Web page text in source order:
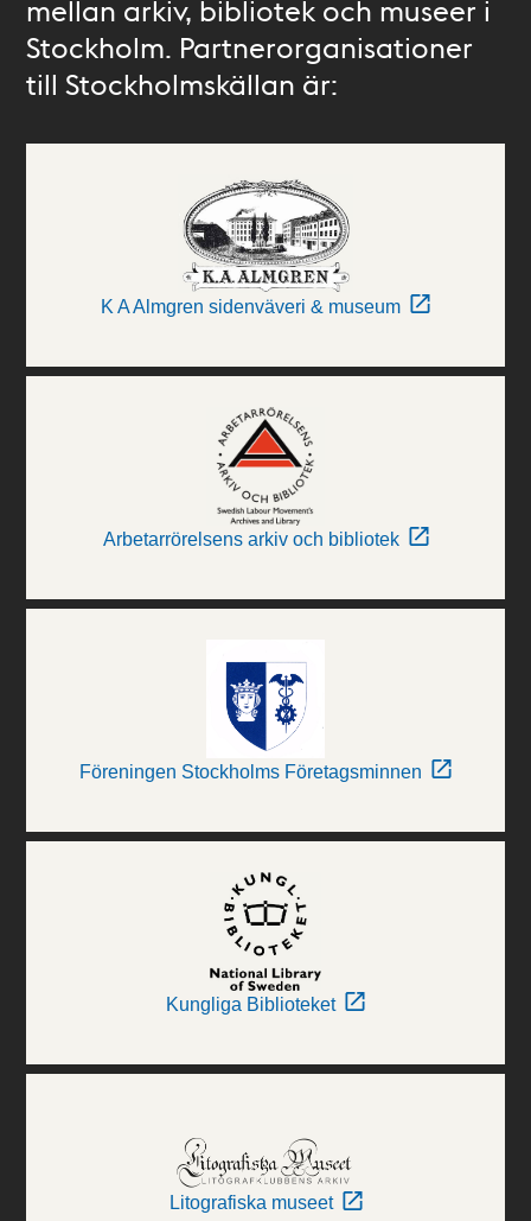
mellan arkiv, bibliotek och museer i
Stockholm. Partnerorganisationer
till Stockholmskällan är:
K A Almgren sidenväveri & museum
Arbetarrörelsens arkiv och bibliotek
Föreningen Stockholms Företagsminnen
Kungliga Biblioteket
Litografiska museet